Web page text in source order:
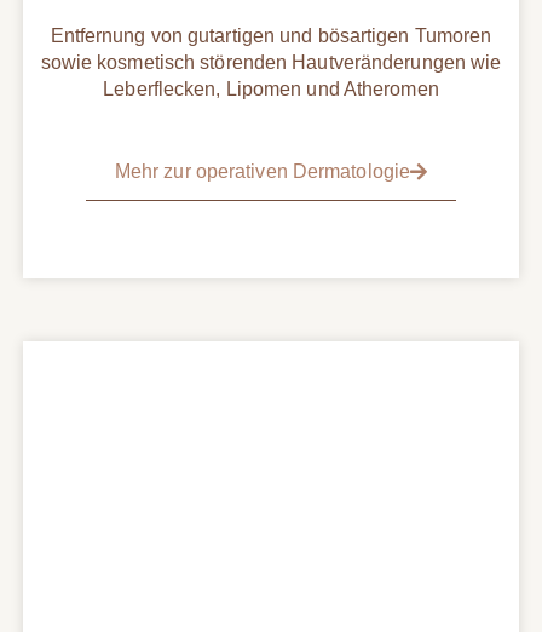
Entfernung von gutartigen und bösartigen Tumoren
sowie kosmetisch störenden Hautveränderungen wie
Leberflecken, Lipomen und Atheromen
Mehr zur operativen Dermatologie